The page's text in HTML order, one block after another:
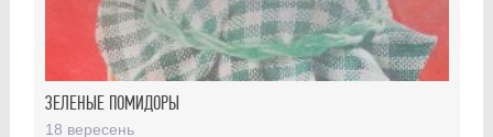
ЗЕЛЕНЫЕ ПОМИДОРЫ
18 вересень